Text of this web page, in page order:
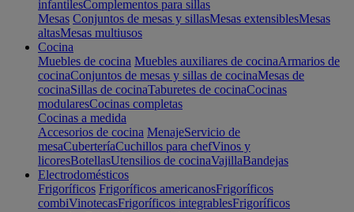
infantilesComplementos para sillas
Mesas Conjuntos de mesas y sillasMesas extensiblesMesas
altasMesas multiusos
Cocina
Muebles de cocina Muebles auxiliares de cocinaArmarios de
cocinaConjuntos de mesas y sillas de cocinaMesas de
cocinaSillas de cocinaTaburetes de cocinaCocinas
modularesCocinas completas
Cocinas a medida
Accesorios de cocina MenajeServicio de
mesaCuberteríaCuchillos para chefVinos y
licoresBotellasUtensilios de cocinaVajillaBandejas
Electrodomésticos
Frigoríficos Frigoríficos americanosFrigoríficos
combiVinotecasFrigoríficos integrablesFrigoríficos